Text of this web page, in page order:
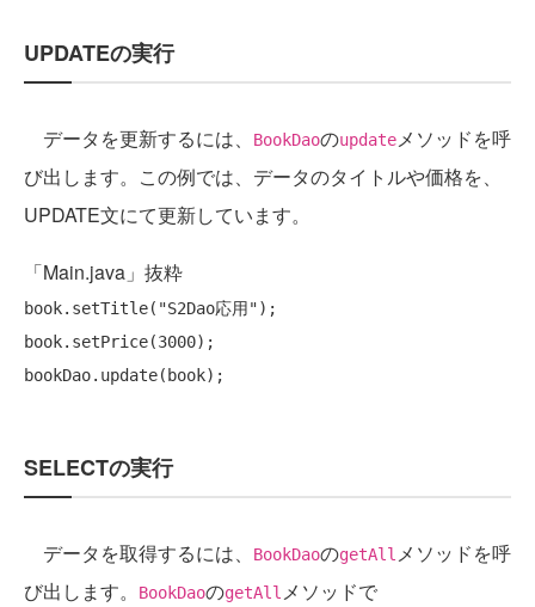
UPDATEの実行
データを更新するには、 BookDaoのupdateメソッドを呼
び出します。この例では、データのタイトルや価格を、
UPDATE文にて更新しています。
「Main.java」抜粋
book.setTitle( "S2Dao応用");
book.setPrice(3000);
SELECTの実行
データを取得するには、 BookDaoのgetAllメソッドを呼
び出します。
BookDaoのgetAllメソッドで